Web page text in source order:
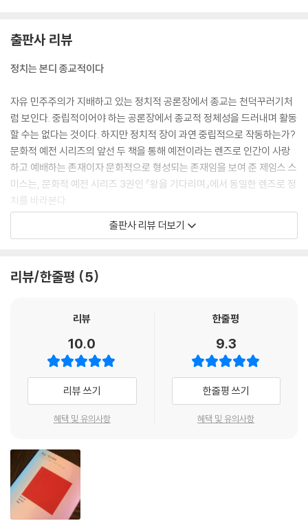
출판사 리뷰
정치는 본디 종교적이다
자유 민주주의가 지배하고 있는 정치적 공론장에서 종교는 천덕꾸러기처
럼 보인다. 중립적이어야 하는 공론장에서 종교적 정체성을 드러내며 활동
할 수는 없다는 것이다. 하지만 정치적 장이 과연 중립적으로 작동하는가?
문화적 예전 시리즈의 앞선 두 책을 통해 예전이라는 렌즈로 인간이 사랑
하고 예배하는 존재이자 문화적으로 형성되는 존재임을 보여 준 제임스 스
미스는, 문화적 예전 시리즈 3권인 『왕을 기다리며』에서 동일한 렌즈로 정
치를 바라본다.
우리는 사회에서 공적이며 공동체적으로 살아가는, 즉 정치적으로 살아가
적인 것은 단순히 우리의 일상사를 관리하는 절차적 기술이 아니라 형성되
은 예전적으로 이루어지며, 그렇기에 우리의 이러한 문화적 동화는 신학적
적극적 참여와 적극적 물러남 사이에서
기독교와 정치의 관계를 어떻게 바라보아야 하느냐는 질문에 대해서는 크
게 두 스펙트럼, 즉 한편으로는 정치적 장에 적극적으로 참여해야 한다는
장 사이에서 답변할 수 있을 것이다. 스미스는 자신의 배경인 개혁주의 진
영에 그리스도인의 공적 참여와 현대의 다원주의를 성찰할 좋은 자원이 있
음을 인정하면서도 현대 개혁주의에서는 기독교의 고유한 특징이라 할 수
있는 복음의 특수성이 어떻게 정치에 기여할 수 있는지를 덜 강조해 왔다
고 지적한다. 아울러 일군의 그리스도인들이 보이는, 기독교의 순수성을
출판사 리뷰 더보기
리뷰/한줄평 5
리뷰
10.0
리뷰 쓰기
혜택 및 유의사항
한줄평
9.3
한줄평 쓰기
혜택 및 유의사항